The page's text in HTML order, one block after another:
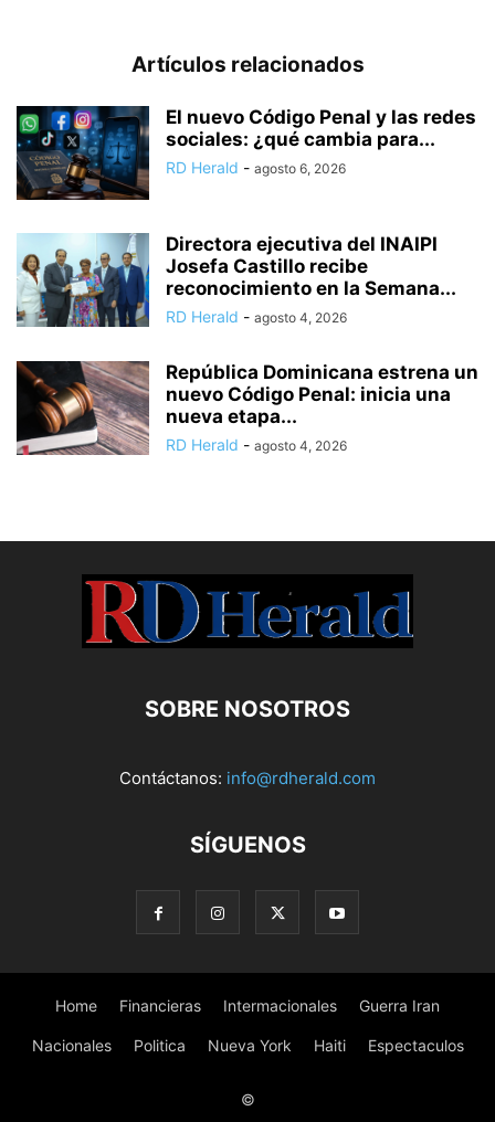
Artículos relacionados
El nuevo Código Penal y las redes
sociales: ¿qué cambia para...
RD Herald - agosto 6, 2026
Directora ejecutiva del INAIPI
Josefa Castillo recibe
reconocimiento en la Semana...
RD Herald - agosto 4, 2026
República Dominicana estrena un
nuevo Código Penal: inicia una
nueva etapa...
RD Herald - agosto 4, 2026
SOBRE NOSOTROS
Contáctanos: info@rdherald.com
SÍGUENOS
Home Financieras Intermacionales Guerra Iran
Nacionales Politica Nueva York Haiti Espectaculos
©